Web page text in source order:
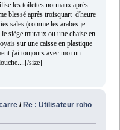
les toilettes normaux après
blessé après troisquart d'heure
sales (comme les arabes je
siège muraux ou une chaise en
sur une caisse en plastique
j'ai toujours avec moi un
size]
/Re : Utilisateur roho